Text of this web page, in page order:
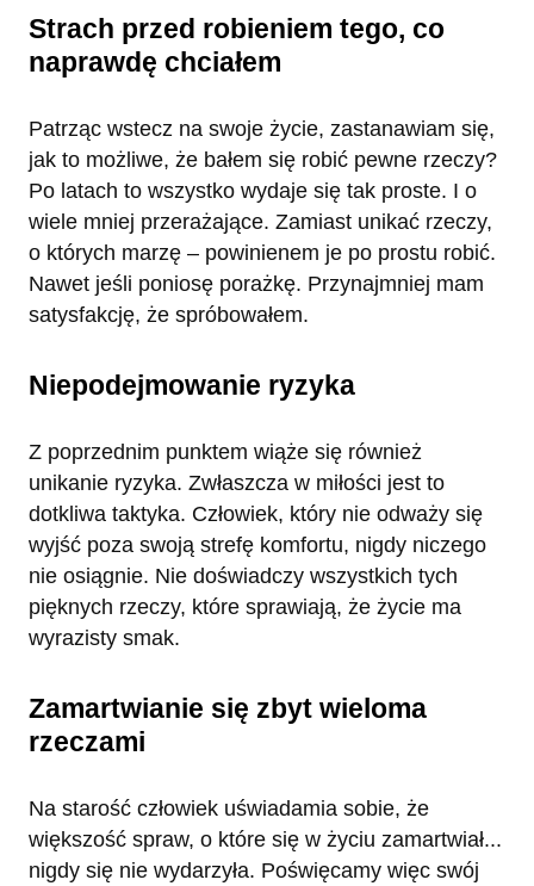
Strach przed robieniem tego, co
naprawdę chciałem
Patrząc wstecz na swoje życie, zastanawiam się,
jak to możliwe, że bałem się robić pewne rzeczy?
Po latach to wszystko wydaje się tak proste. I o
wiele mniej przerażające. Zamiast unikać rzeczy,
o których marzę – powinienem je po prostu robić.
Nawet jeśli poniosę porażkę. Przynajmniej mam
satysfakcję, że spróbowałem.
Niepodejmowanie ryzyka
Z poprzednim punktem wiąże się również
unikanie ryzyka. Zwłaszcza w miłości jest to
dotkliwa taktyka. Człowiek, który nie odważy się
wyjść poza swoją strefę komfortu, nigdy niczego
nie osiągnie. Nie doświadczy wszystkich tych
pięknych rzeczy, które sprawiają, że życie ma
wyrazisty smak.
Zamartwianie się zbyt wieloma
rzeczami
Na starość człowiek uświadamia sobie, że
większość spraw, o które się w życiu zamartwiał...
nigdy się nie wydarzyła. Poświęcamy więc swój